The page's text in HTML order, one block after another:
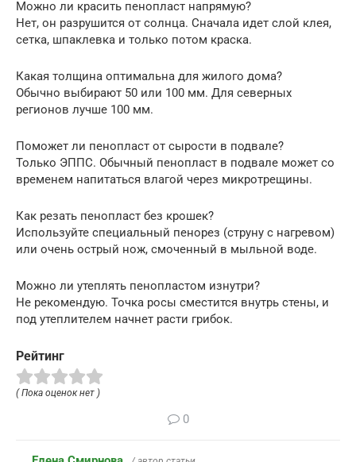
Можно ли красить пенопласт напрямую?
Нет, он разрушится от солнца. Сначала идет слой клея,
сетка, шпаклевка и только потом краска.
Какая толщина оптимальна для жилого дома?
Обычно выбирают 50 или 100 мм. Для северных
регионов лучше 100 мм.
Поможет ли пенопласт от сырости в подвале?
Только ЭППС. Обычный пенопласт в подвале может со
временем напитаться влагой через микротрещины.
Как резать пенопласт без крошек?
Используйте специальный пенорез (струну с нагревом)
или очень острый нож, смоченный в мыльной воде.
Можно ли утеплять пенопластом изнутри?
Не рекомендую. Точка росы сместится внутрь стены, и
под утеплителем начнет расти грибок.
Рейтинг
( Пока оценок нет )
0